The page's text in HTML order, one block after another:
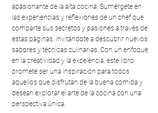
apasionante de la alta cocina. Sumérgete en
las experiencias y reflexiones de un chef que
comparte sus secretos y pasiones a través de
estas páginas, invitándote a descubrir nuevos
sabores y técnicas culinarias. Con un enfoque
en la creatividad y la excelencia, este libro
promete ser una inspiración para todos
aquellos que disfrutan de la buena comida y
desean explorar el arte de la cocina con una
perspectiva única.